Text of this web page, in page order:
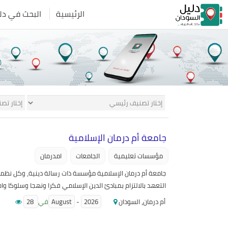
الرئيسية البحث في
جامعة أم درمان الإسلامية
مؤسسات تعليمية الجامعات
امدرمان
جامعة أم درمان الإسلامية مؤسسة ذات رسالة دينية، وكل
التعهد بالالتزام بمبادئ الدين الإسلامي فكرا ونهجا
أقسام كما هو موضح أدناه وعلى جميع المتقدمين للجامعة
يدرس في جميع كليات الجامعة. ب ـ ينافس طلاب شــهادة
أم درمان، السودان 28 في August - 2026